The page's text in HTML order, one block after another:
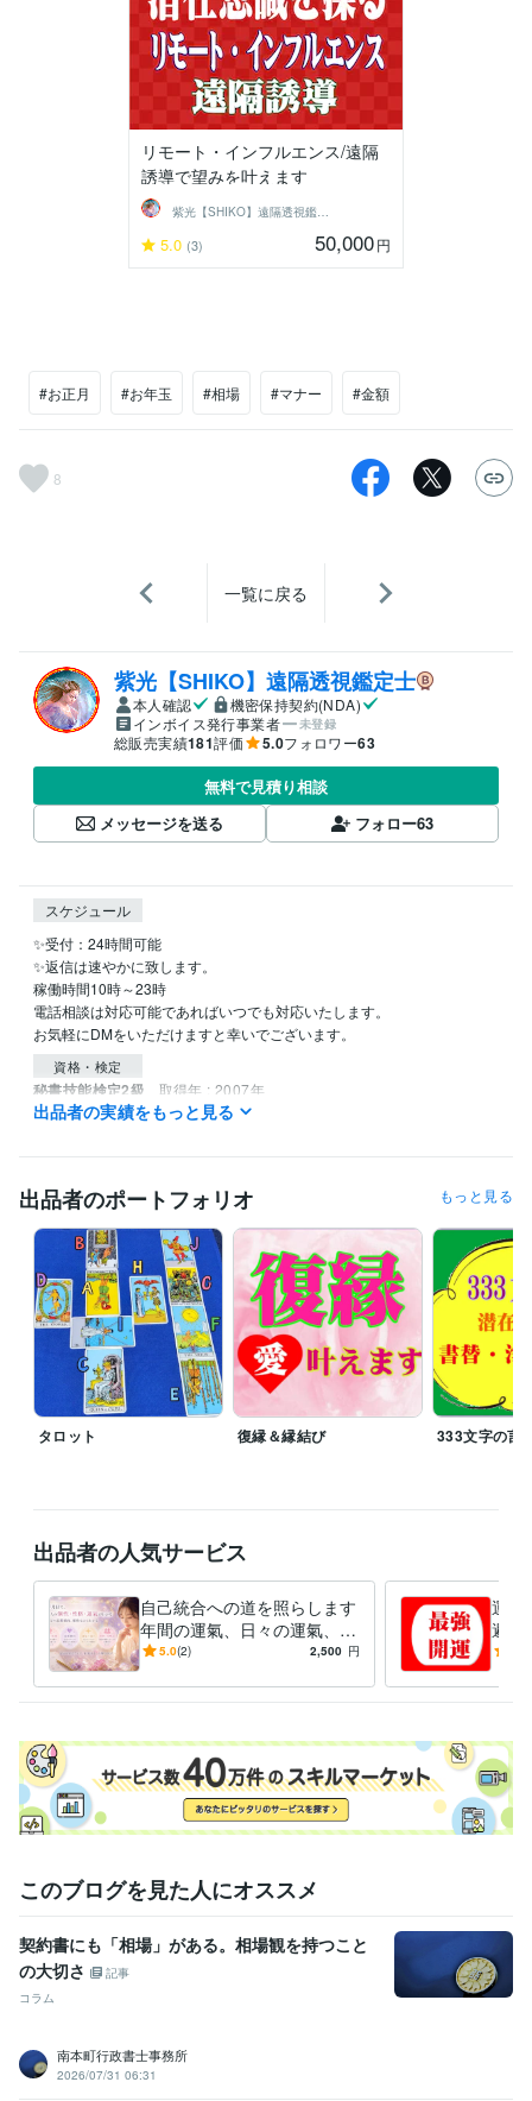
リモート・インフルエンス/遠隔
誘導で望みを叶えます
紫光【SHIKO】遠隔透視鑑定士
5.0 (3) 50,000円
#お正月 #お年玉 #相場 #マナー #金額
8
一覧に戻る
紫光【SHIKO】遠隔透視鑑定士
本人確認
機密保持契約(NDA)
インボイス発行事業者
未登録
総販売実績181評価 5.0フォロワー63
無料で見積り相談
メッセージを送る
フォロー63
スケジュール
✨受付：24時間可能
✨返信は速やかに致します。
稼働時間10時～23時
電話相談は対応可能であればいつでも対応いたします。
資格・検定
秘書技能検定2級 取得年 : 2007年
占い 遠隔透視 統計学による鑑定
不倫
出品者の実績をもっと見る
出品者のポートフォリオ もっと見る
タロット 復縁＆縁結び 333文字の言
出品者の人気サービス
自己統合への道を照らします
年間の運氣、日々の運氣、恋
愛、相性、性格、個性診断賜
5.0(2) 2,500 円
運氣
避＆
年運
このブログを見た人にオススメ
契約書にも「相場」がある。相場観を持つこと
の大切さ
記事
コラム
南本町行政書士事務所
2026/07/31 06:31